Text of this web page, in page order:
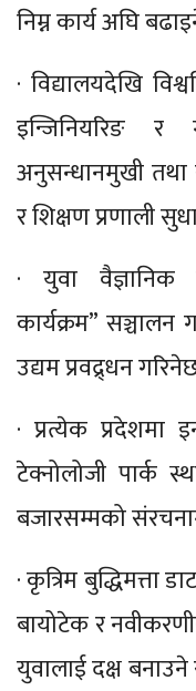
निम्न कार्य अघि
· विद्यालयदेखि
इन्जिनियरिङ र
अनुसन्धानमुखी तथा
र शिक्षण प्रणाली
· युवा वैज्ञानिक
कार्यक्रम” सञ्चालन
उद्यम प्रवद्र्धन
· प्रत्येक प्रदेशमा
टेक्नोलोजी पार्क
बजारसम्मको
· कृत्रिम बुद्धिमत्ता
बायोटेक र
युवालाई दक्ष बनाउने